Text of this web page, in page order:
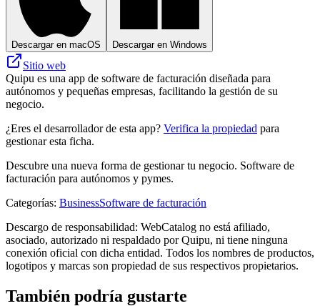
Descargar en macOS Descargar en Windows
Sitio web
Quipu es una app de software de facturación diseñada para
autónomos y pequeñas empresas, facilitando la gestión de su
negocio.
¿Eres el desarrollador de esta app? Verifica la propiedad para
gestionar esta ficha.
Descubre una nueva forma de gestionar tu negocio. Software de
facturación para autónomos y pymes.
Categorías: BusinessSoftware de facturación
Descargo de responsabilidad: WebCatalog no está afiliado,
asociado, autorizado ni respaldado por Quipu, ni tiene ninguna
conexión oficial con dicha entidad. Todos los nombres de productos,
logotipos y marcas son propiedad de sus respectivos propietarios.
También podría gustarte